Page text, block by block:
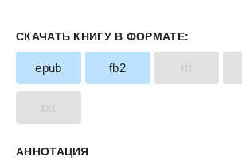
СКАЧАТЬ КНИГУ В ФОРМАТЕ:
epub fb2 rtf
txt
АННОТАЦИЯ